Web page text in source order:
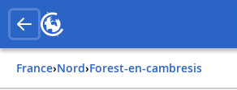
France› Nord› Forest-en-cambresis